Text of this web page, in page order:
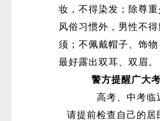
妆，不得染发；除尊
风俗习惯外，男性不得
须；不佩戴帽子、饰
最好露出双耳、双眉。
警方提醒广大
高考、中考临
请提前检查自己的居